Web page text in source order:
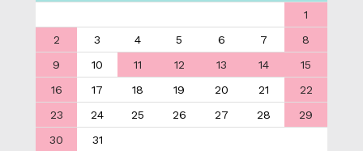
1
2
3 4 5 6 7
8
9
10 11 12 13 14
15
16
17 18 19 20 21
22
23
24 25 26 27 28
29
30
31